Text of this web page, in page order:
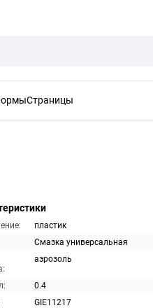
Страницы
пластик
Смазка универсальная
аэрозоль
0.4
GIE11217